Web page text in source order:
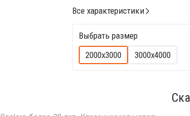
Все характеристики
Выбрать размер
2000х3000
3000х4000